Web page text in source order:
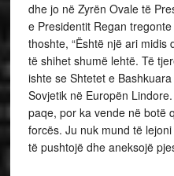
dhe jo në Zyrën Ovale të
e Presidentit Regan
thoshte, “Është një ari
të shihet shumë lehtë. Të
ishte se Shtetet e
Sovjetik në Europën
paqe, por ka vende në botë
forcës. Ju nuk mund të
të pushtojë dhe aneksojë